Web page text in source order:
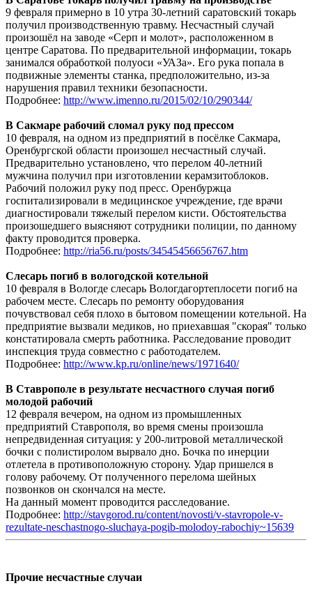
9 февраля примерно в 10 утра 30-летний саратовский токарь
получил производственную травму. Несчастный случай
произошёл на заводе «Серп и молот», расположенном в
центре Саратова. По предварительной информации, токарь
занимался обработкой полуоси «УАЗа». Его рука попала в
подвижные элементы станка, предположительно, из-за
нарушения правил техники безопасности.
Подробнее: http://www.imenno.ru/2015/02/10/290344/
В Сакмаре рабочий сломал руку под прессом
10 февраля, на одном из предприятий в посёлке Сакмара,
Оренбургской области произошел несчастный случай.
Предварительно установлено, что перелом 40-летний
мужчина получил при изготовлении керамзитоблоков.
Рабочий положил руку под пресс. Оренбуржца
госпитализировали в медицинское учреждение, где врачи
диагностировали тяжелый перелом кисти. Обстоятельства
произошедшего выясняют сотрудники полиции, по данному
факту проводится проверка.
Подробнее: http://ria56.ru/posts/34545456656767.htm
Слесарь погиб в вологодской котельной
10 февраля в Вологде слесарь Вологдагортеплосети погиб на
рабочем месте. Слесарь по ремонту оборудования
почувствовал себя плохо в бытовом помещении котельной. На
предприятие вызвали медиков, но приехавшая "скорая" только
констатировала смерть работника. Расследование проводит
инспекция труда совместно с работодателем.
Подробнее: http://www.kp.ru/online/news/1971640/
В Ставрополе в результате несчастного случая погиб
молодой рабочий
12 февраля вечером, на одном из промышленных
предприятий Ставрополя, во время смены произошла
непредвиденная ситуация: у 200-литровой металлической
бочки с полистиролом вырвало дно. Бочка по инерции
отлетела в противоположную сторону. Удар пришелся в
голову рабочему. От полученного перелома шейных
позвонков он скончался на месте.
На данный момент проводится расследование.
Подробнее: http://stavgorod.ru/content/novosti/v-stavropole-v-
rezultate-neschastnogo-sluchaya-pogib-molodoy-rabochiy~15639
Прочие несчастные случаи